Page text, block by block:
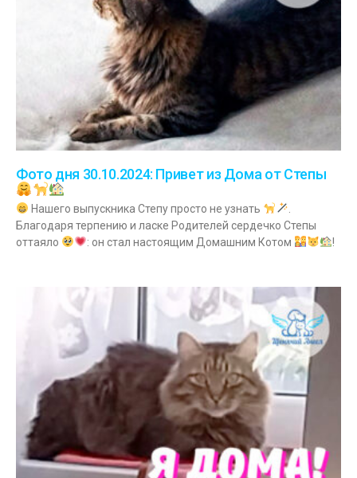
Фото дня 30.10.2024: Привет из Дома от Степы
Нашего выпускника Степу просто не узнать
Благодаря терпению и ласке Родителей сердечко Степы
оттаяло
: он стал настоящим Домашним Котом !